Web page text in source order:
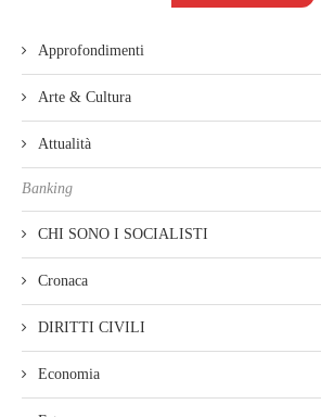
Approfondimenti
Arte & Cultura
Attualità
Banking
CHI SONO I SOCIALISTI
Cronaca
DIRITTI CIVILI
Economia